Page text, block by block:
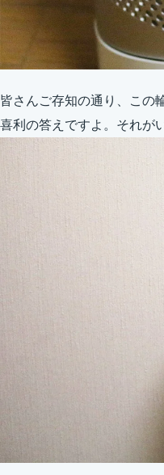
皆さんご存知の通り、この
喜利の答えですよ。それが